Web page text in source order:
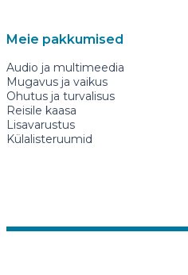
Meie pakkumised
Audio ja multimeedia
Mugavus ja vaikus
Ohutus ja turvalisus
Reisile kaasa
Lisavarustus
Külalisteruumid